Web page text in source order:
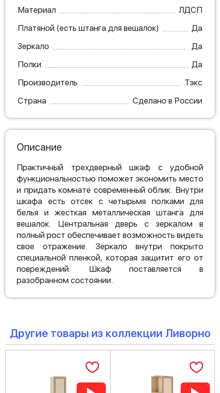
Материал
ЛДСП
Платяной (есть штанга для вешалок)
Да
Зеркало
Да
Полки
Да
Производитель
Тэкс
Страна
Сделано в России
Описание
Практичный трехдверный шкаф с удобной
функциональностью поможет экономить место
и придать комнате современный облик. Внутри
шкафа есть отсек с четырьмя полками для
белья и жесткая металлическая штанга для
вешалок. Центральная дверь с зеркалом в
полный рост обеспечивает возможность видеть
свое отражение. Зеркало внутри покрыто
специальной пленкой, которая защитит его от
повреждений. Шкаф поставляется в
разобранном состоянии.
Другие товары из коллекции Ливорно